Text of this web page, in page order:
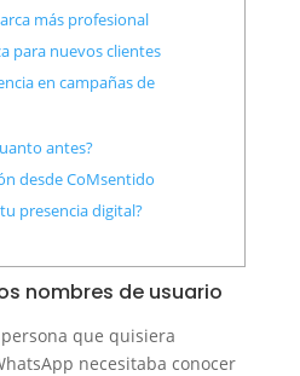
más profesional
para nuevos clientes
en campañas de
antes?
desde CoMsentido
presencia digital?
nombres de usuario
que quisiera
necesitaba conocer